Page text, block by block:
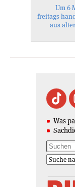
Um 6
freitags
aus
Was